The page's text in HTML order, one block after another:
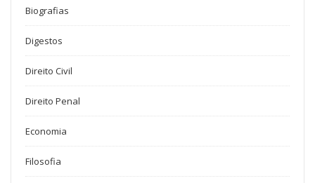
Biografias
Digestos
Direito Civil
Direito Penal
Economia
Filosofia